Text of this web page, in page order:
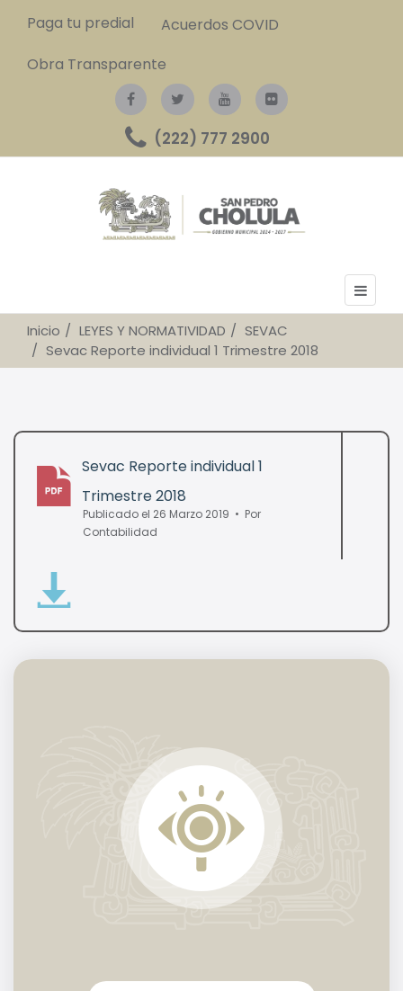
Paga tu predial
Acuerdos COVID
Obra Transparente
(222) 777 2900
Inicio LEYES Y NORMATIVIDAD
SEVAC
Sevac Reporte individual 1 Trimestre 2018
pdf
Sevac Reporte individual 1
Trimestre 2018
Publicado el 26 Marzo 2019
Por
Contabilidad